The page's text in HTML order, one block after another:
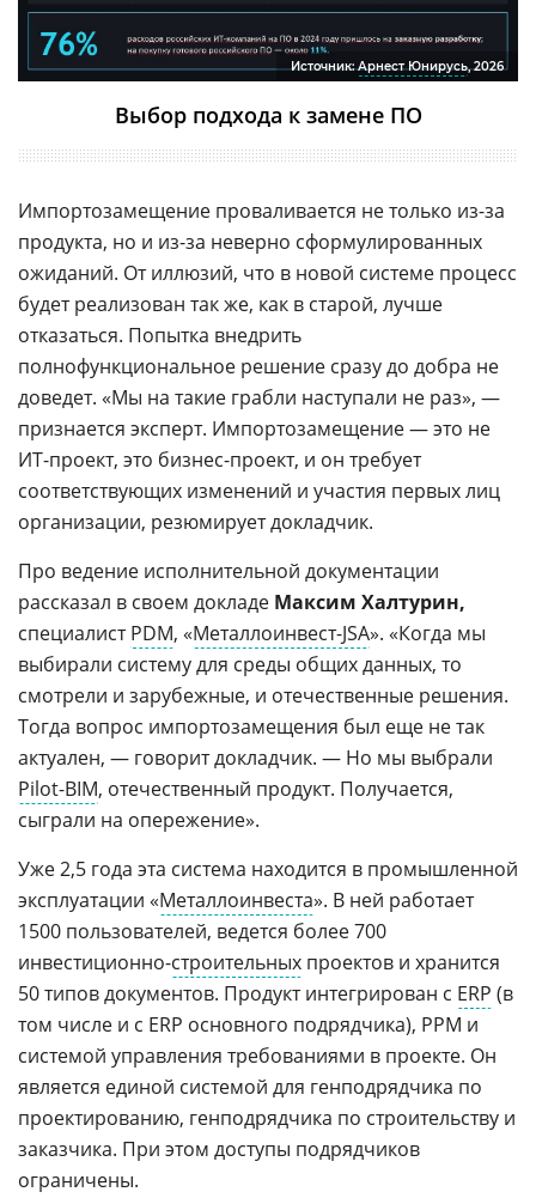
Источник:Арнест Юнирусь, 2026
Выбор подхода к замене ПО
Импортозамещение проваливается не только из-за
продукта, но и из-за неверно сформулированных
ожиданий. От иллюзий, что в новой системе процесс
будет реализован так же, как в старой, лучше
отказаться. Попытка внедрить
полнофункциональное решение сразу до добра не
доведет. «Мы на такие грабли наступали не раз», —
признается эксперт. Импортозамещение — это не
ИТ-проект, это бизнес-проект, и он требует
соответствующих изменений и участия первых лиц
организации, резюмирует докладчик.
Про ведение исполнительной документации
рассказал в своем докладе Максим Халтурин,
специалистPDM, «Металлоинвест-JSA». «Когда мы
выбирали систему для среды общих данных, то
смотрели и зарубежные, и отечественные решения.
Тогда вопрос импортозамещения был еще не так
актуален, — говорит докладчик. — Но мы выбрали
Pilot-BIM, отечественный продукт. Получается,
сыграли на опережение».
Уже 2,5 года эта система находится в промышленной
эксплуатации «Металлоинвеста». В ней работает
1500 пользователей, ведется более 700
инвестиционно-строительных проектов и хранится
50 типов документов. Продукт интегрирован с ERP (в
том числе и с ERP основного подрядчика), PPM и
системой управления требованиями в проекте. Он
является единой системой для генподрядчика по
проектированию, генподрядчика по строительству и
заказчика. При этом доступы подрядчиков
ограничены.